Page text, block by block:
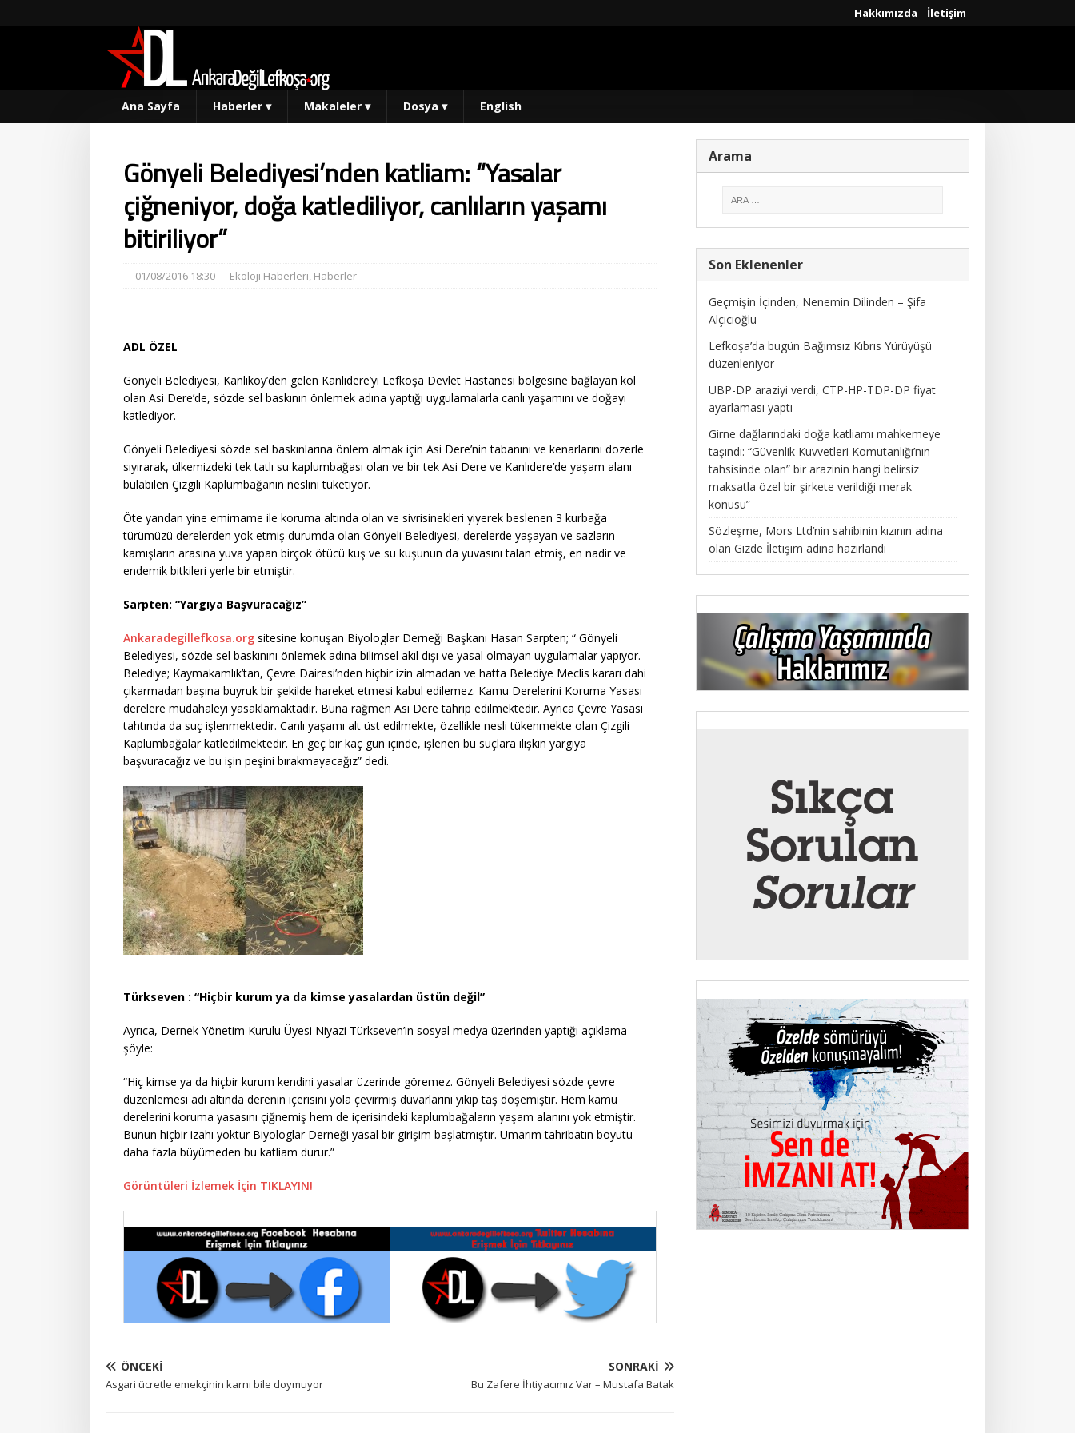
Hakkımızda İletişim
Ana Sayfa Haberler ▾ Makaleler ▾ Dosya ▾ English
Gönyeli Belediyesi’nden katliam: “Yasalar
çiğneniyor, doğa katlediliyor, canlıların yaşamı
bitiriliyor”
01/08/2016 18:30 Ekoloji Haberleri, Haberler
ADL ÖZEL
Gönyeli Belediyesi, Kanlıköy’den gelen Kanlıdere’yi Lefkoşa Devlet Hastanesi bölgesine bağlayan kol
olan Asi Dere’de, sözde sel baskının önlemek adına yaptığı uygulamalarla canlı yaşamını ve doğayı
katlediyor.
Gönyeli Belediyesi sözde sel baskınlarına önlem almak için Asi Dere’nin tabanını ve kenarlarını dozerle
sıyırarak, ülkemizdeki tek tatlı su kaplumbağası olan ve bir tek Asi Dere ve Kanlıdere’de yaşam alanı
bulabilen Çizgili Kaplumbağanın neslini tüketiyor.
Öte yandan yine emirname ile koruma altında olan ve sivrisinekleri yiyerek beslenen 3 kurbağa
türümüzü derelerden yok etmiş durumda olan Gönyeli Belediyesi, derelerde yaşayan ve sazların
kamışların arasına yuva yapan birçok ötücü kuş ve su kuşunun da yuvasını talan etmiş, en nadir ve
endemik bitkileri yerle bir etmiştir.
Sarpten: “Yargıya Başvuracağız”
Ankaradegillefkosa.org sitesine konuşan Biyologlar Derneği Başkanı Hasan Sarpten; “ Gönyeli
Belediyesi, sözde sel baskınını önlemek adına bilimsel akıl dışı ve yasal olmayan uygulamalar yapıyor.
Belediye; Kaymakamlık’tan, Çevre Dairesi’nden hiçbir izin almadan ve hatta Belediye Meclis kararı dahi
çıkarmadan başına buyruk bir şekilde hareket etmesi kabul edilemez. Kamu Derelerini Koruma Yasası
derelere müdahaleyi yasaklamaktadır. Buna rağmen Asi Dere tahrip edilmektedir. Ayrıca Çevre Yasası
tahtında da suç işlenmektedir. Canlı yaşamı alt üst edilmekte, özellikle nesli tükenmekte olan Çizgili
Kaplumbağalar katledilmektedir. En geç bir kaç gün içinde, işlenen bu suçlara ilişkin yargıya
başvuracağız ve bu işin peşini bırakmayacağız” dedi.
Türkseven : “Hiçbir kurum ya da kimse yasalardan üstün değil”
Ayrıca, Dernek Yönetim Kurulu Üyesi Niyazi Türkseven’in sosyal medya üzerinden yaptığı açıklama
şöyle:
“Hiç kimse ya da hiçbir kurum kendini yasalar üzerinde göremez. Gönyeli Belediyesi sözde çevre
düzenlemesi adı altında derenin içerisini yola çevirmiş duvarlarını yıkıp taş döşemiştir. Hem kamu
derelerini koruma yasasını çiğnemiş hem de içerisindeki kaplumbağaların yaşam alanını yok etmiştir.
Bunun hiçbir izahı yoktur Biyologlar Derneği yasal bir girişim başlatmıştır. Umarım tahribatın boyutu
daha fazla büyümeden bu katliam durur.”
Görüntüleri İzlemek İçin TIKLAYIN!
ÖNCEKI
Asgari ücretle emekçinin karnı bile doymuyor
SONRAKI
Bu Zafere İhtiyacımız Var – Mustafa Batak
Arama
Son Eklenenler
Geçmişin İçinden, Nenemin Dilinden – Şifa
Alçıcıoğlu
Lefkoşa’da bugün Bağımsız Kıbrıs Yürüyüşü
düzenleniyor
UBP-DP araziyi verdi, CTP-HP-TDP-DP fiyat
ayarlaması yaptı
Girne dağlarındaki doğa katliamı mahkemeye
taşındı: “Güvenlik Kuvvetleri Komutanlığı’nın
tahsisinde olan” bir arazinin hangi belirsiz
maksatla özel bir şirkete verildiği merak
konusu”
Sözleşme, Mors Ltd’nin sahibinin kızının adına
olan Gizde İletişim adına hazırlandı